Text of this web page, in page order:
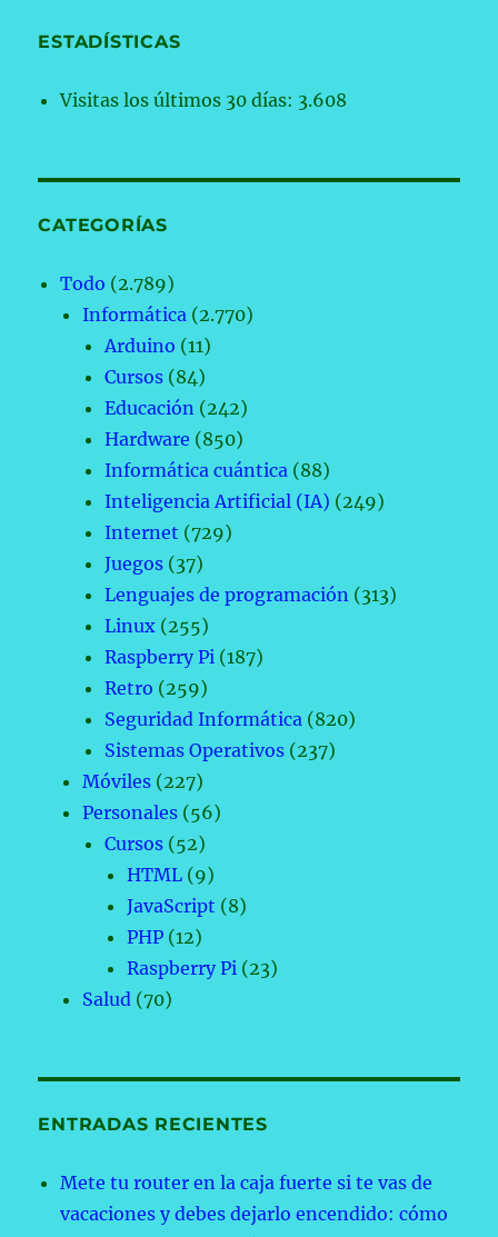
ESTADÍSTICAS
Visitas los últimos 30 días: 3.608
CATEGORÍAS
Todo (2.789)
Informática (2.770)
Arduino (11)
Cursos (84)
Educación (242)
Hardware (850)
Informática cuántica (88)
Inteligencia Artificial (IA) (249)
Internet (729)
Juegos (37)
Lenguajes de programación (313)
Linux (255)
Raspberry Pi (187)
Retro (259)
Seguridad Informática (820)
Sistemas Operativos (237)
Móviles (227)
Personales (56)
Cursos (52)
HTML (9)
JavaScript (8)
PHP (12)
Raspberry Pi (23)
Salud (70)
ENTRADAS RECIENTES
Mete tu router en la caja fuerte si te vas de
vacaciones y debes dejarlo encendido: cómo